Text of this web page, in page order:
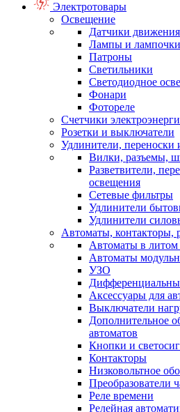
Электротовары
Освещение
Датчики движения
Лампы и лампочки
Патроны
Светильники
Светодиодное
Фонари
Фотореле
Счетчики
Розетки и выключатели
Удлинители, переноски
Вилки, разъемы,
Разветвители,
освещения
Сетевые фильтры
Удлинители
Удлинители
Автоматы, контакторы,
Автоматы в литом
Автоматы
УЗО
Аксессуары для
Выключатели
Дополнительное
автоматов
Кнопки и
Контакторы
Низковольтное
Преобразователи
Реле времени
Релейная